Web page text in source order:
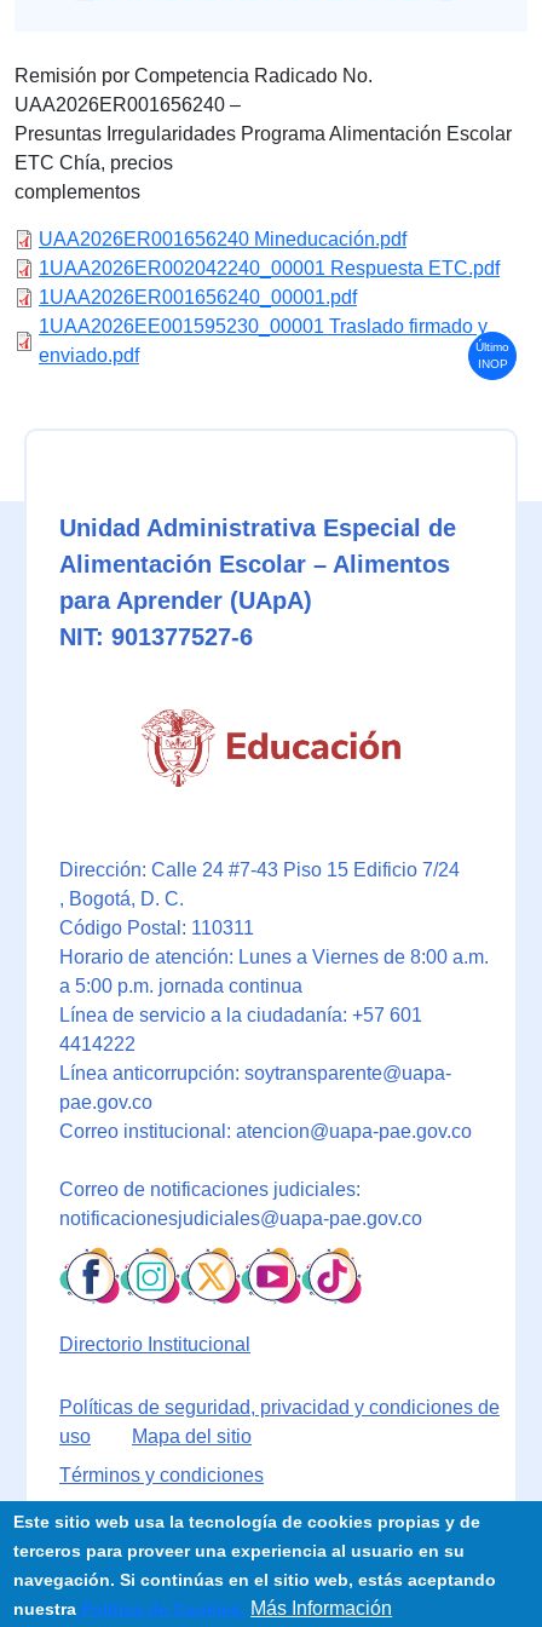
Último
INOP
Remisión por Competencia Radicado No.
UAA2026ER001656240 –
Presuntas Irregularidades Programa Alimentación Escolar
ETC Chía, precios
complementos
UAA2026ER001656240 Mineducación.pdf
1UAA2026ER002042240_00001 Respuesta ETC.pdf
1UAA2026ER001656240_00001.pdf
1UAA2026EE001595230_00001 Traslado firmado y
enviado.pdf
Unidad Administrativa Especial de
Alimentación Escolar – Alimentos
para Aprender (UApA)
NIT: 901377527-6
Dirección: Calle 24 #7-43 Piso 15 Edificio 7/24
, Bogotá, D. C.
Código Postal: 110311
Horario de atención: Lunes a Viernes de 8:00 a.m.
a 5:00 p.m. jornada continua
Línea de servicio a la ciudadanía: +57 601
4414222
Línea anticorrupción: soytransparente@uapa-
pae.gov.co
Correo institucional: atencion@uapa-pae.gov.co
Correo de notificaciones judiciales:
notificacionesjudiciales@uapa-pae.gov.co
Directorio Institucional
Políticas de seguridad, privacidad y condiciones de
uso
Mapa del sitio
Términos y condiciones
Este sitio web usa la tecnología de cookies propias y de
terceros para proveer una experiencia al usuario en su
navegación. Si continúas en el sitio web, estás aceptando
nuestra Política de Cookies. Más Información